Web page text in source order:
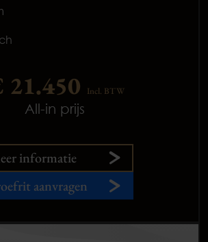
Incl. BTW
All-in prijs
informatie
aanvragen